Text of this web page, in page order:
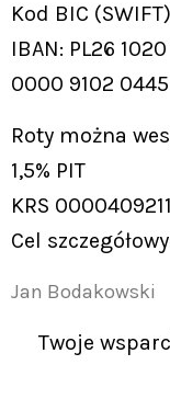
Kod BIC
IBAN: PL26
0000 9102
Roty można
1,5% PIT
KRS 0000409211
Cel
Jan Bodakowski
Twoje